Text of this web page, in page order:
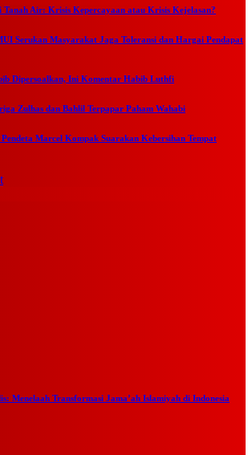
Tanah Air: Krisis Kepercayaan atau Krisis Kejelasan?
Serukan Masyarakat Jaga Toleransi dan Hargai Pendapat
Dipersoalkan, Ini Komentar Habib Luthfi
Zulhas dan Bahlil Terpapar Paham Wahabi
Marcel Kompak Suarakan Kebersihan Tempat
Menelaah Transformasi Jama’ah Islamiyah di Indonesia